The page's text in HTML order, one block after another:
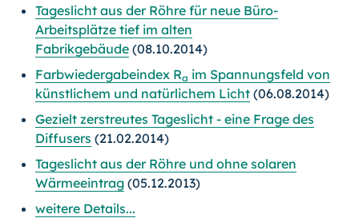
Tageslicht aus der Röhre für neue Büro-
Arbeitsplätze tief im alten
Fabrikgebäude (08.10.2014)
Farbwiedergabeindex Ra im Spannungsfeld von
künstlichem und natürlichem Licht (06.08.2014)
Gezielt zerstreutes Tageslicht - eine Frage des
Diffusers (21.02.2014)
Tageslicht aus der Röhre und ohne solaren
Wärmeeintrag (05.12.2013)
weitere Details...